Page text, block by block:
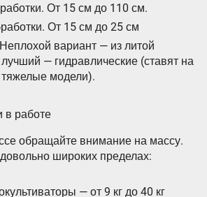
От 15 см до 110 см.
От 15 см до 25 см
вариант — из литой
— гидравлические (ставят на
модели).
в работе
обращайте внимание на массу.
широких пределах:
— от 9 кг до 40 кг